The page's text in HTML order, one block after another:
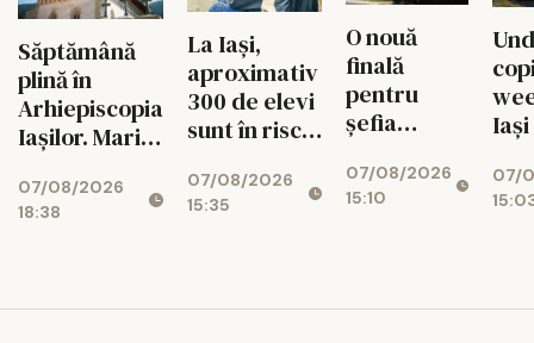
Săptămână
plină în
Arhiepiscopia
Iașilor. Marile
până pe 15
august
07/08/2026
18:38
La Iași,
aproximativ
300 de elevi
sunt în risc
07/08/2026
15:35
O nouă
finală
pentru
șefia
Au rămas
doi
07/08/2026
15:10
Iași
07/